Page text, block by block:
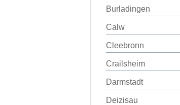
Burladingen
Calw
Cleebronn
Crailsheim
Darmstadt
Deizisau